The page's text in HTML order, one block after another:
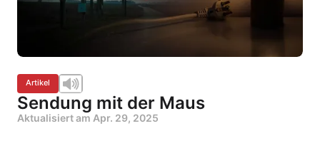
Artikel
Sendung mit der Maus
Aktualisiert am Apr. 29, 2025